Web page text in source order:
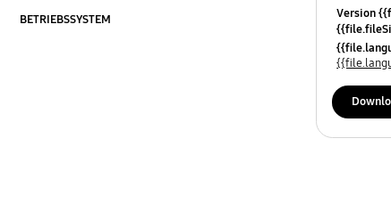
Galaxy Apps
BETRIEBSSYSTEM
Version